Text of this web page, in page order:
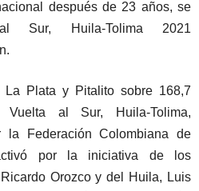
después de 23 años, se
Sur, Huila-Tolima 2021
Plata y Pitalito sobre 168,7
al Sur, Huila-Tolima,
la Federación Colombiana de
por la iniciativa de los
Orozco y del Huila, Luis